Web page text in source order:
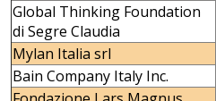
Global Thinking Foundation
di Segre Claudia
Mylan Italia srl
Bain Company Italy Inc.